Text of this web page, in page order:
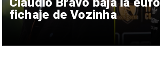
fichaje de Vozinha